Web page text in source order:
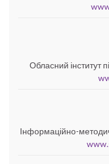
Обласний інститут
Інформаційно-